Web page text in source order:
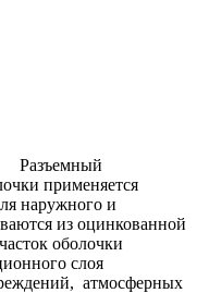
Разъемный
применяется
наружного и
из оцинкованной
оболочки
слоя
атмосферных